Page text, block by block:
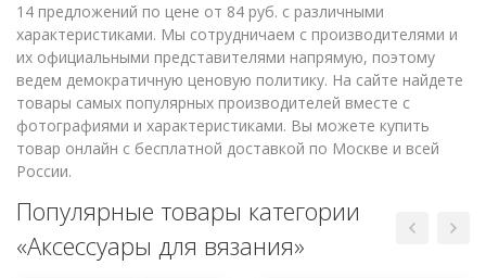
14 предложений по цене от 84 руб. с различными
характеристиками. Мы сотрудничаем с производителями и
их официальными представителями напрямую, поэтому
ведем демократичную ценовую политику. На сайте найдете
товары самых популярных производителей вместе с
фотографиями и характеристиками. Вы можете купить
товар онлайн с бесплатной доставкой по Москве и всей
России.
Популярные товары категории
«Аксессуары для вязания»